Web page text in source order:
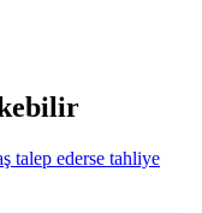
talep ederse tahliye